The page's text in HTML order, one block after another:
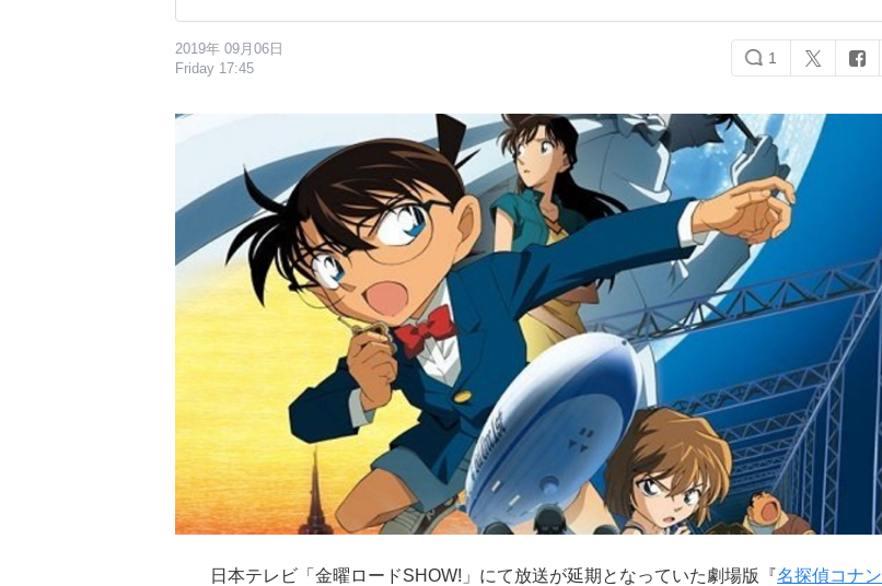
2019年 09月06日
Friday 17:45
1
日本テレビ「金曜ロードSHOW!」にて放送が延期となっていた劇場版『名探偵コナン